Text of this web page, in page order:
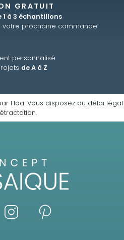
GRATUIT
1 à 3 échantillons
votre prochaine commande
personnalisé
de A à Z
Floa. Vous disposez du délai légal